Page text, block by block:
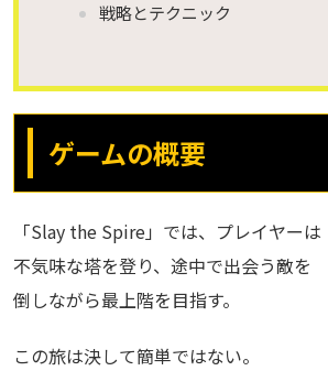
戦略とテクニック
ゲームの概要
「Slay the Spire」では、プレイヤーは
不気味な塔を登り、途中で出会う敵を
倒しながら最上階を目指す。
この旅は決して簡単ではない。